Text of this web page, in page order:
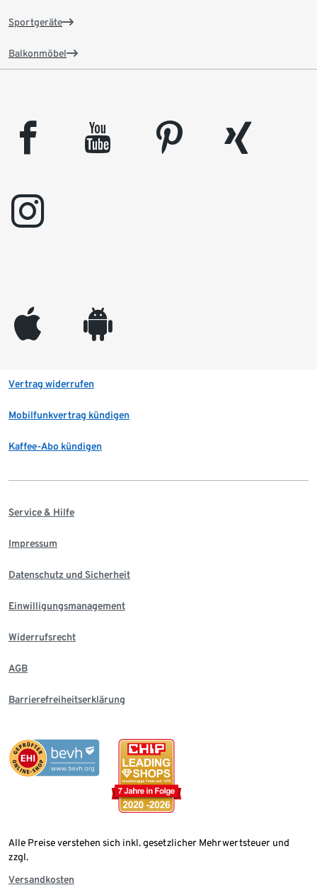
Sportgeräte
Balkonmöbel
facebook youtube pinterest
xing
instagram
appleinc android
Vertrag widerrufen
Mobilfunkvertrag kündigen
Kaffee-Abo kündigen
Service & Hilfe
Impressum
Datenschutz und Sicherheit
Einwilligungsmanagement
Widerrufsrecht
AGB
Barrierefreiheitserklärung
Alle Preise verstehen sich inkl. gesetzlicher Mehrwertsteuer und
zzgl.
Versandkosten